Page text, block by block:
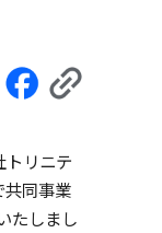
トリニテ
共同事業
たしまし